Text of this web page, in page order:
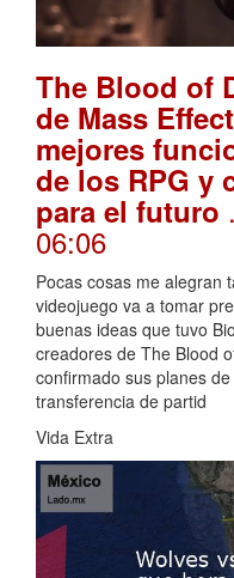
The Blood of
de Mass
mejores
de los RPG y
para el futuro
06:06
Pocas cosas me alegran
videojuego va a tomar
buenas ideas que tuvo
creadores de The Blood
confirmado sus planes
transferencia de partid
Vida Extra